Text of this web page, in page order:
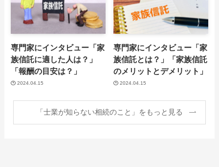
専門家にインタビュー「家
族信託に適した人は？」
「報酬の目安は？」
2024.04.15
専門家にインタビュー「家
族信託とは？」「家族信託
のメリットとデメリット」
2024.04.15
「士業が知らない相続のこと」をもっと見る